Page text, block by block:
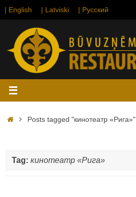
to
| English | Latviski | Русский
HomePosts tagged "кинотеатр «Рига»"
Tag: кинотеатр «Рига»